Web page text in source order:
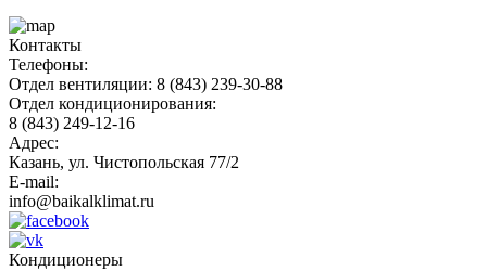
Контакты
Телефоны:
Отдел вентиляции: 8 (843) 239-30-88
Отдел кондиционирования:
8 (843) 249-12-16
Адрес:
Казань, ул. Чистопольская 77/2
E-mail:
info@baikalklimat.ru
Кондиционеры